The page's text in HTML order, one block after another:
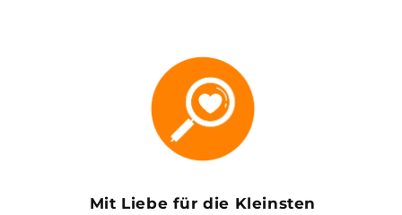
Mit Liebe für die Kleinsten